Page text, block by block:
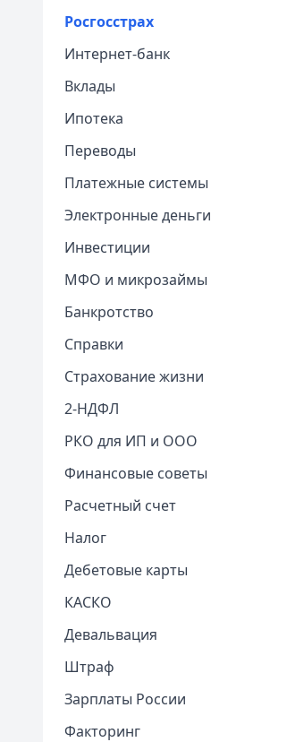
Росгосстрах
Интернет-банк
Вклады
Ипотека
Переводы
Платежные системы
Электронные деньги
Инвестиции
МФО и микрозаймы
Банкротство
Справки
Страхование жизни
2-НДФЛ
РКО для ИП и ООО
Финансовые советы
Расчетный счет
Налог
Дебетовые карты
КАСКО
Девальвация
Штраф
Зарплаты России
Факторинг